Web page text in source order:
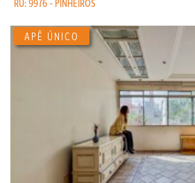
RU: 9976 - PINHEIROS